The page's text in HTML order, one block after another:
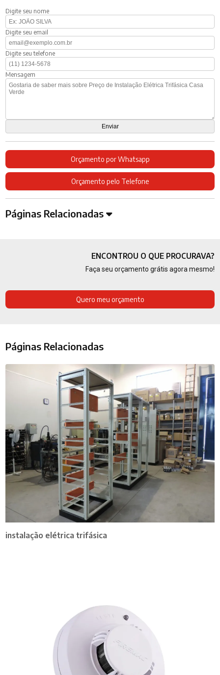
Digite seu nome
Digite seu email
Digite seu telefone
Mensagem
Orçamento por Whatsapp
Orçamento pelo Telefone
Páginas Relacionadas
ENCONTROU O QUE PROCURAVA?
Faça seu orçamento grátis agora mesmo!
Quero meu orçamento
Páginas Relacionadas
instalação elétrica trifásica